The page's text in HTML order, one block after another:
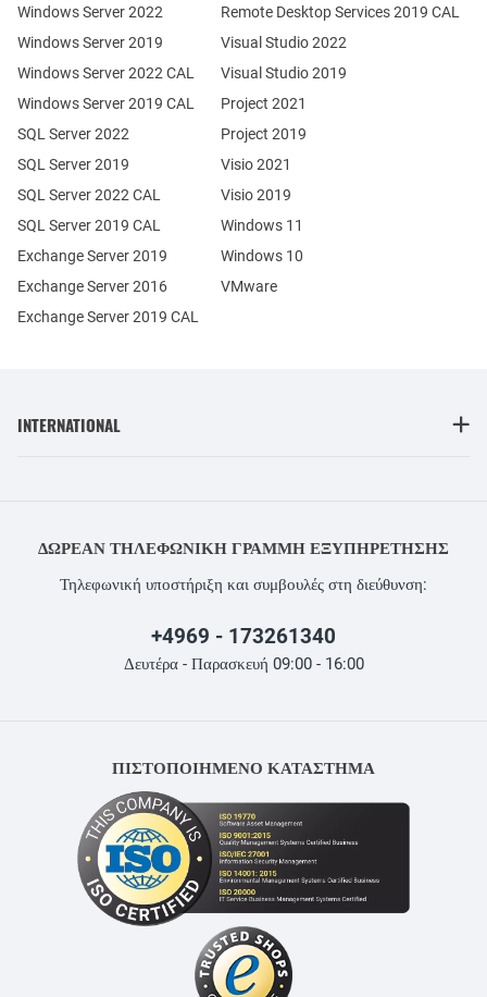
Windows Server 2022
Windows Server 2019
Exchange Server 2019
Exchange Server 2016
SQL Server 2022
SQL Server 2019
Windows Server 2022 CAL
Windows Server 2019 CAL
SQL Server 2022 CAL
SQL Server 2019 CAL
Remote Desktop Services 2019 CAL
Exchange Server 2019 CAL
Visual Studio 2022
Visual Studio 2019
Project 2021
Project 2019
Visio 2021
Visio 2019
Windows 11
Windows 10
VMware
INTERNATIONAL
ΔΩΡΕΆΝ ΤΗΛΕΦΩΝΙΚΉ ΓΡΑΜΜΉ ΕΞΥΠΗΡΈΤΗΣΗΣ
Τηλεφωνική υποστήριξη και συμβουλές στη διεύθυνση:
+4969 - 173261340
Δευτέρα - Παρασκευή 09:00 - 16:00
ΠΙΣΤΟΠΟΙΗΜΕΝΟ ΚΑΤΑΣΤΗΜΑ